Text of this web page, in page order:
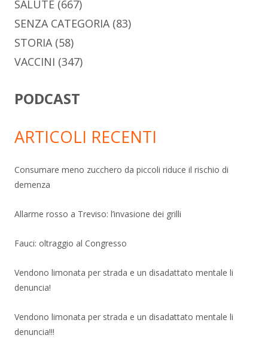
SALUTE (667)
SENZA CATEGORIA (83)
STORIA (58)
VACCINI (347)
PODCAST
ARTICOLI RECENTI
Consumare meno zucchero da piccoli riduce il rischio di
demenza
Allarme rosso a Treviso: l’invasione dei grilli
Fauci: oltraggio al Congresso
Vendono limonata per strada e un disadattato mentale li
denuncia!
Vendono limonata per strada e un disadattato mentale li
denuncia!!!